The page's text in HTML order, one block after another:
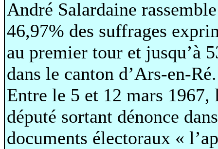
André Salardaine rassemble
46,97% des suffrages
au premier tour et jusqu’à
dans le canton d’Ars-en-Ré.
Entre le 5 et 12 mars 1967,
député sortant dénonce
documents électoraux «